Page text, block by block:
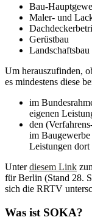
Bau-
Maler- und
Gerüstbau
Landschaftsbau
Um herauszufinden,
es mindestens diese
im
eigenen
den
im Baugewerbe
Leistungen
Unterdiesem Link
für Berlin (Stand 28.
sich die RRTV
Was ist SOKA?